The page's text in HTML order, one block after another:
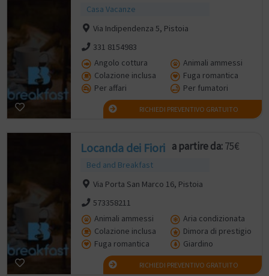
Casa Vacanze
Via Indipendenza 5, Pistoia
331 8154983
Angolo cottura
Animali ammessi
Colazione inclusa
Fuga romantica
Per affari
Per fumatori
RICHIEDI PREVENTIVO GRATUITO
Locanda dei Fiori
Bed and Breakfast
a partire da:75€
Via Porta San Marco 16, Pistoia
573358211
Animali ammessi
Aria condizionata
Colazione inclusa
Dimora di prestigio
Fuga romantica
Giardino
RICHIEDI PREVENTIVO GRATUITO